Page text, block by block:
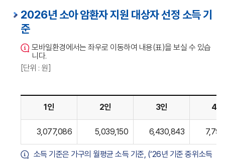
2026년 소아 암환자 지원 대상자 선정 소득 기
준
모바일환경에서는 좌우로 이동하여 내용(표)을 보실 수 있습
니다.
[단위 : 원]
암환자
1인 2인 3인 4인
3,077,086 5,039,150 6,430,843
소득 기준은 가구의 월평균 소득 기준, (‘26년 기준 중위소득